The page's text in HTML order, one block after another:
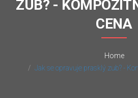
ZUB? -
CENA
Home
Jak se opravuje prasklý zub? -